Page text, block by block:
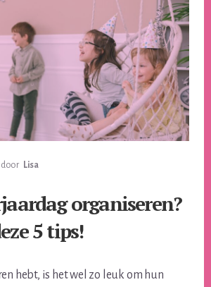
door Lisa
organiseren?
5 tips!
hebt, is het wel zo leuk om hun